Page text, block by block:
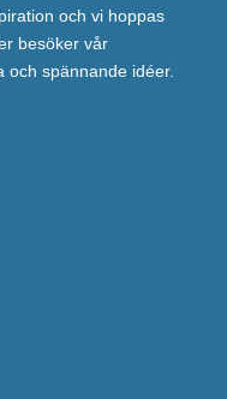
och vi hoppas
besöker vår
och spännande idéer.